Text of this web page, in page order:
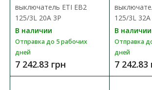
Автоматический выключатель ETI
1000A 3P
Доступность:
Отправка до 5 рабочих дней
выключатель ETI EB2
125/3L 20A 3P
В наличии
Отправка до 5 рабочих
дней
7 242.83 грн
125/3L 32A
В наличии
Отправка
дней
7 242.83